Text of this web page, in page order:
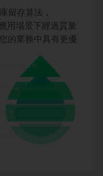
留存算法，
用場景下經過質量
的業務中具有更優